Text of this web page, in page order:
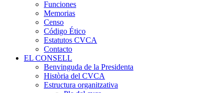
Funciones
Memorias
Censo
Código Ético
Estatutos CVCA
Contacto
EL CONSELL
Benvinguda de la Presidenta
Història del CVCA
Estructura organitzativa